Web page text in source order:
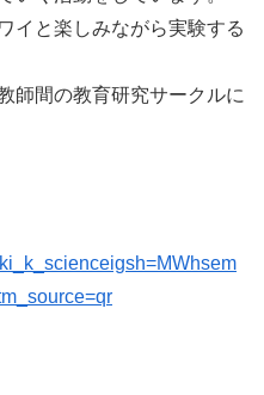
イと楽しみながら実験する
師間の教育研究サークルに